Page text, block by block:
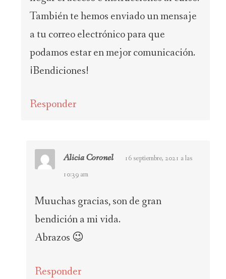
También te hemos enviado un mensaje
a tu correo electrónico para que
podamos estar en mejor comunicación.
¡Bendiciones!
Responder
Alicia Coronel
16 septiembre, 2021 a las
10:39 am
Muuchas gracias, son de gran
bendición a mi vida.
Abrazos 😉
Responder